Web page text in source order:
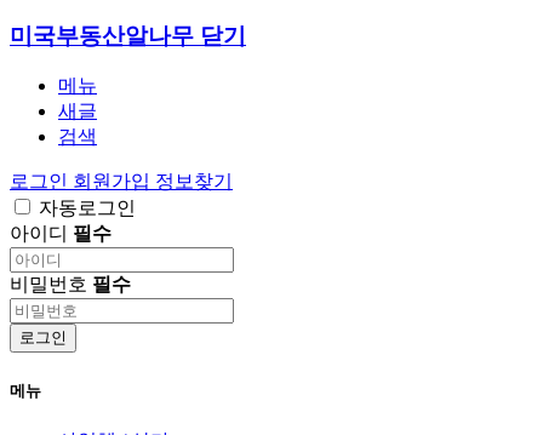
미국부동산알나무 닫기
메뉴
새글
검색
로그인 회원가입 정보찾기
자동로그인
아이디 필수
비밀번호 필수
로그인
메뉴